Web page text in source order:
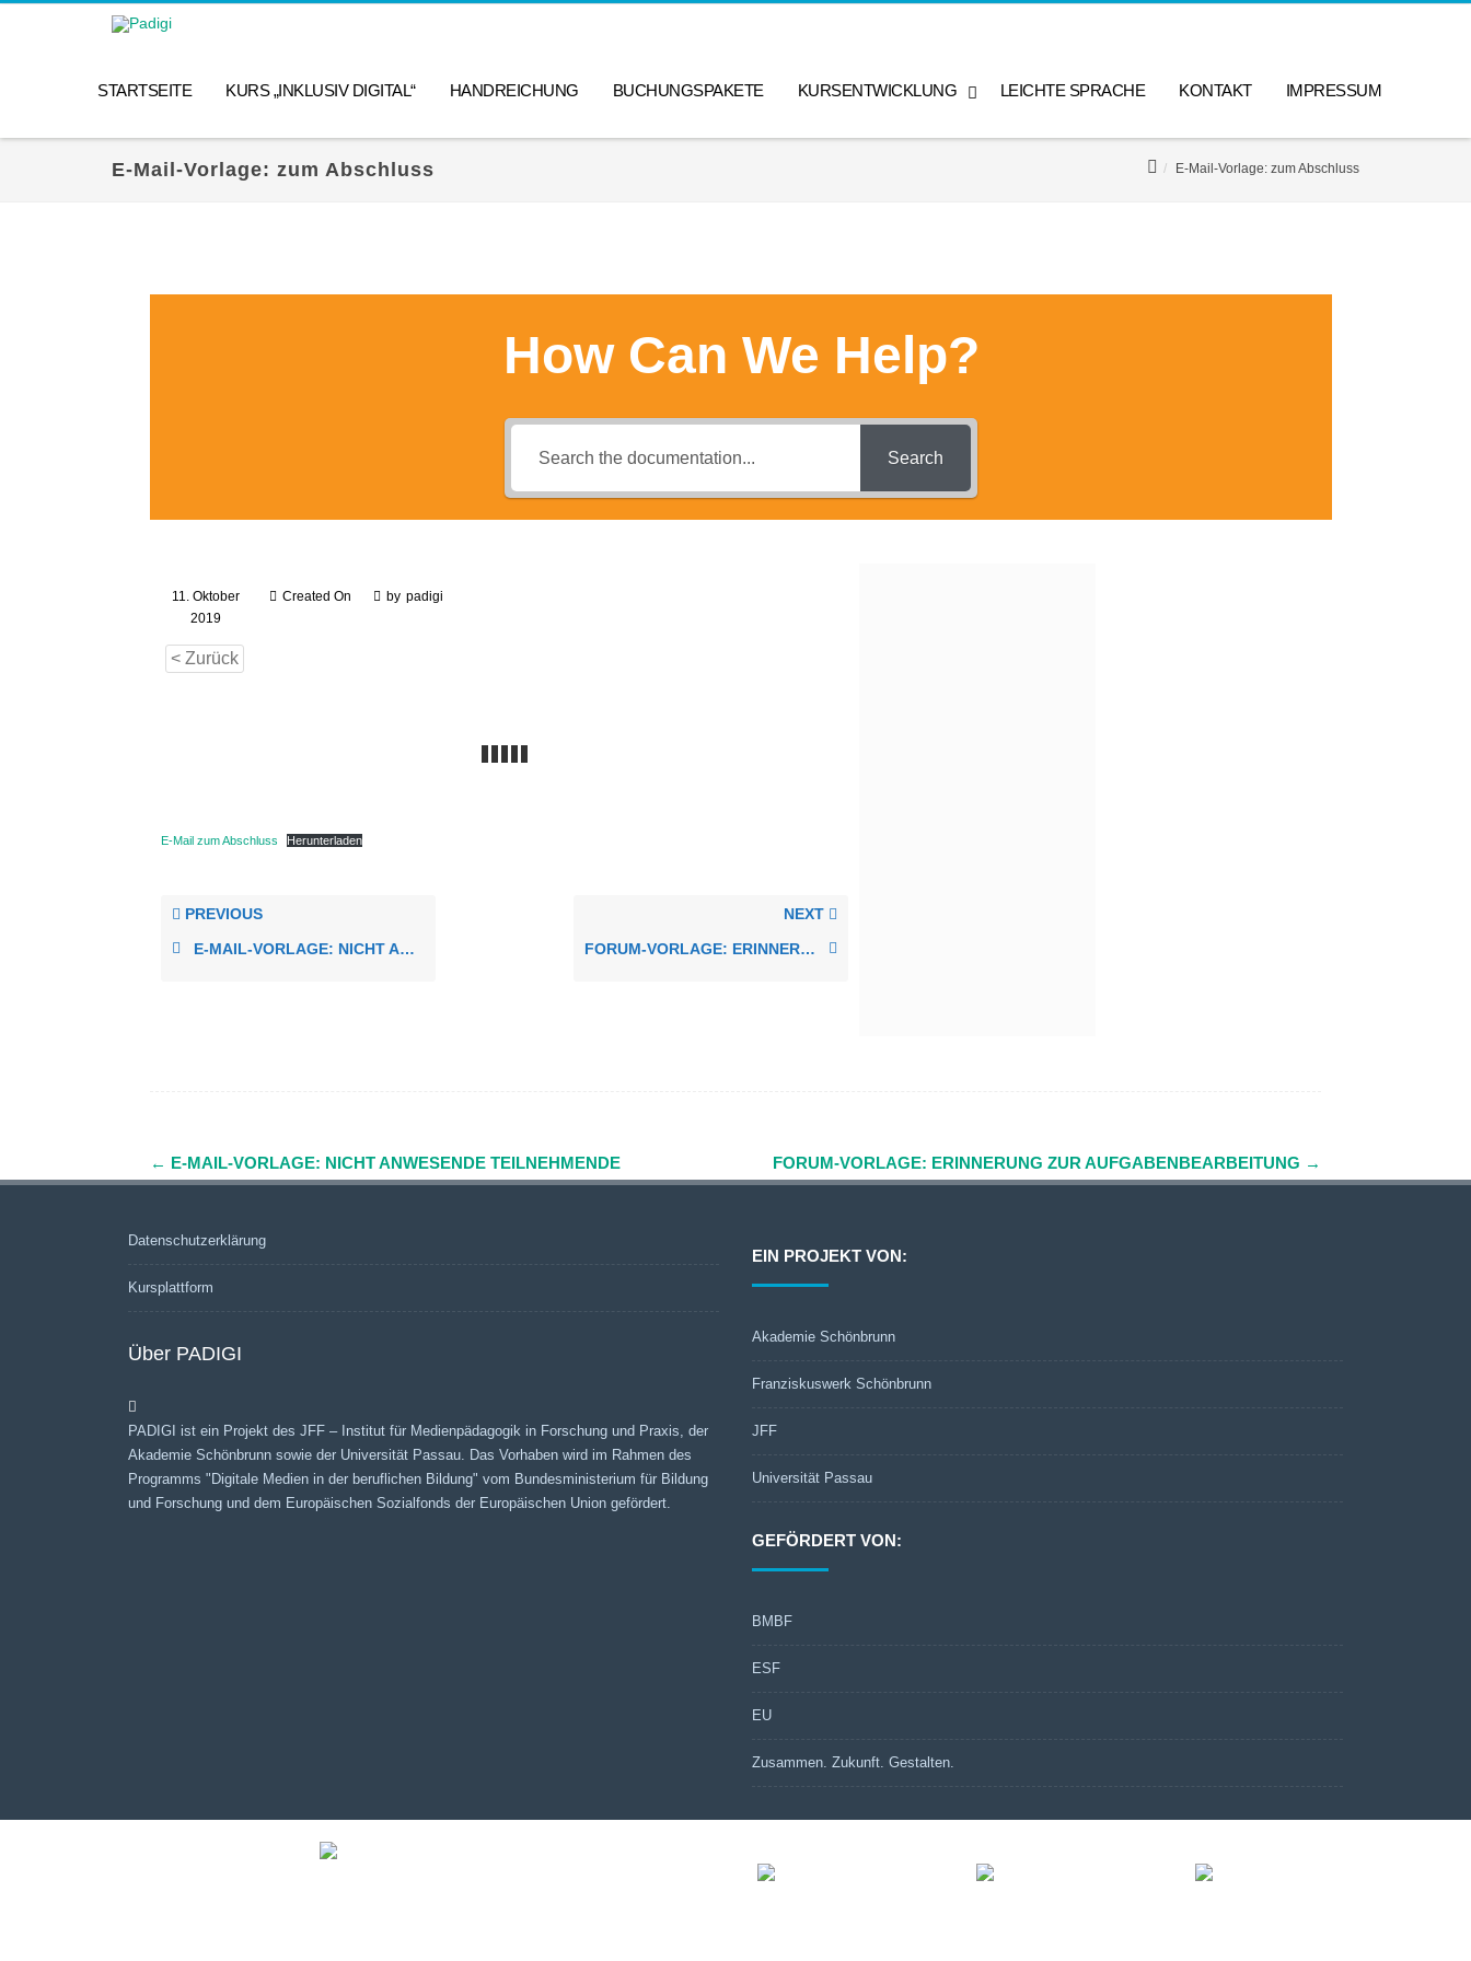
STARTSEITE KURS „INKLUSIV DIGITAL“ HANDREICHUNG BUCHUNGSPAKETE KURSENTWICKLUNG LEICHTE SPRACHE KONTAKT IMPRESSUM
E-Mail-Vorlage: zum Abschluss E-Mail-Vorlage: zum Abschluss
How Can We Help?
Search
Created On
11. Oktober
2019
by padigi
< Zurück
E-Mail zum Abschluss Herunterladen
PREVIOUS
E-MAIL-VORLAGE: NICHT ANWESENDE TEILNEHMENDE
NEXT
FORUM-VORLAGE: ERINNERUNG VERANSTALTUNGSTERMIN
Navigation
← E-MAIL-VORLAGE: NICHT ANWESENDE TEILNEHMENDE FORUM-VORLAGE: ERINNERUNG ZUR AUFGABENBEARBEITUNG →
Datenschutzerklärung
Kursplattform
Über PADIGI
PADIGI ist ein Projekt des JFF – Institut für Medienpädagogik in Forschung und Praxis, der
Akademie Schönbrunn sowie der Universität Passau. Das Vorhaben wird im Rahmen des
Programms "Digitale Medien in der beruflichen Bildung" vom Bundesministerium für Bildung
und Forschung und dem Europäischen Sozialfonds der Europäischen Union gefördert.
EIN PROJEKT VON:
Akademie Schönbrunn
Franziskuswerk Schönbrunn
JFF
Universität Passau
GEFÖRDERT VON:
BMBF
ESF
EU
Zusammen. Zukunft. Gestalten.